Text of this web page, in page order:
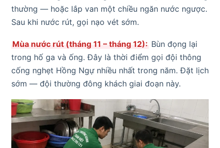
thường — hoặc lắp van một chiều ngăn nước ngược.
Sau khi nước rút, gọi nạo vét sớm.
Mùa nước rút (tháng 11 – tháng 12): Bùn đọng lại
trong hố ga và ống. Đây là thời điểm gọi đội thông
cống nghẹt Hồng Ngự nhiều nhất trong năm. Đặt lịch
sớm — đội thường đông khách giai đoạn này.